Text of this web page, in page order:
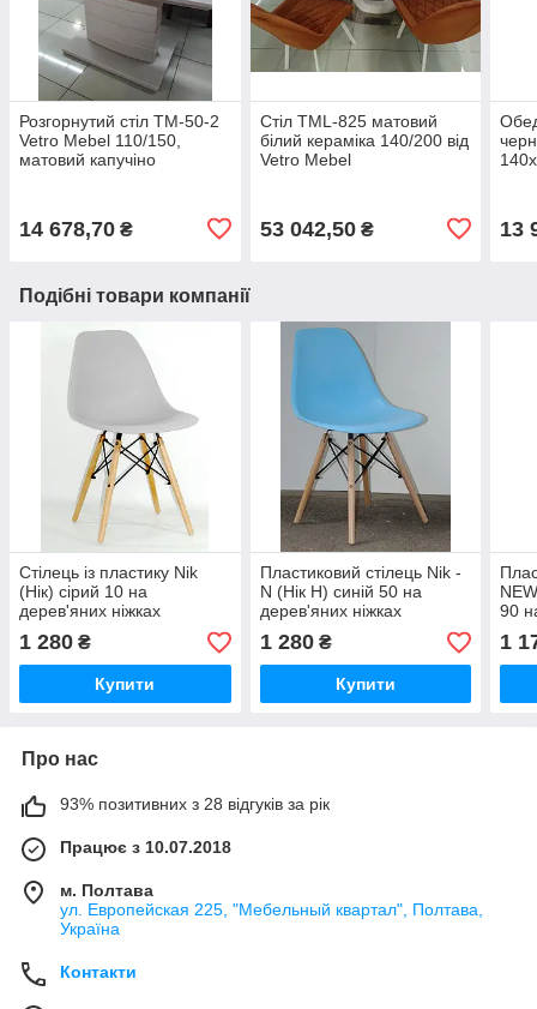
Розгорнутий стіл TM-50-2
Vetro Mebel 110/150,
матовий капучіно
14 678,70 ₴
Стіл TML-825 матовий
білий кераміка 140/200 від
Vetro Mebel
53 042,50₴ 13
Подібні товари компанії
Стілець із пластику Nik
(Нік) сірий 10 на
дерев'яних ніжках
1 280 ₴
Купити
Пластиковий стілець Nik -
N (Нік Н) синій 50 на
дерев'яних ніжках
1 280₴
Купити
90
1
Про нас
93% позитивних з 28 відгуків за рік
Працює з 10.07.2018
м. Полтава
ул. Европейская 225, "Мебельный квартал", Полтава,
Україна
Контакти